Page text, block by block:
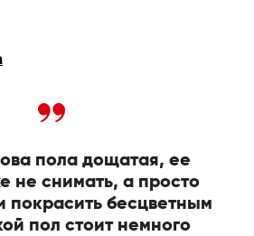
пола дощатая, ее
не снимать, а просто
покрасить бесцветным
пол стоит немного